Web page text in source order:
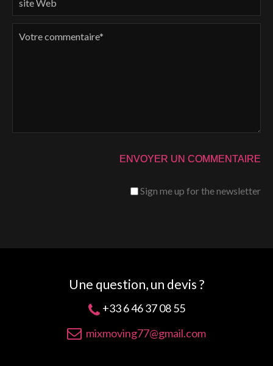
Sign me up for the newsletter
Une question, un devis ?
+33 6 46 37 08 55
mixmoving77@gmail.com